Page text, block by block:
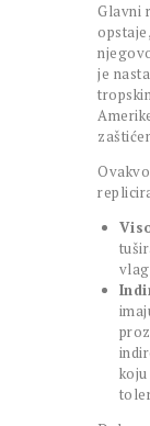
Glavni
je